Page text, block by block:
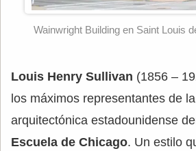
Wainwright Building en Saint Louis
Louis Henry Sullivan (1856 –
los máximos representantes de
arquitectónica estadounidense
Escuela de Chicago. Un estilo